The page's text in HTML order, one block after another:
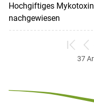
Hochgiftiges
nachgewiesen
zum
ersten
37